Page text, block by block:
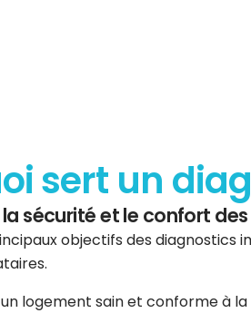
sert un
sécurité et le confort
objectifs des diagnostics
logement sain et conforme à